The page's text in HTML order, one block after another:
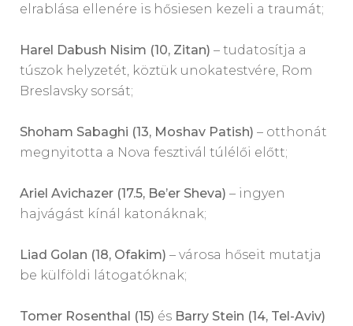
elrablása ellenére is hősiesen kezeli a traumát;
Harel Dabush Nisim (10, Zitan) – tudatosítja a
túszok helyzetét, köztük unokatestvére, Rom
Breslavsky sorsát;
Shoham Sabaghi (13, Moshav Patish) – otthonát
megnyitotta a Nova fesztivál túlélői előtt;
Ariel Avichazer (17.5, Be’er Sheva) – ingyen
hajvágást kínál katonáknak;
Liad Golan (18, Ofakim) – városa hőseit mutatja
be külföldi látogatóknak;
Tomer Rosenthal (15) és Barry Stein (14, Tel-Aviv)